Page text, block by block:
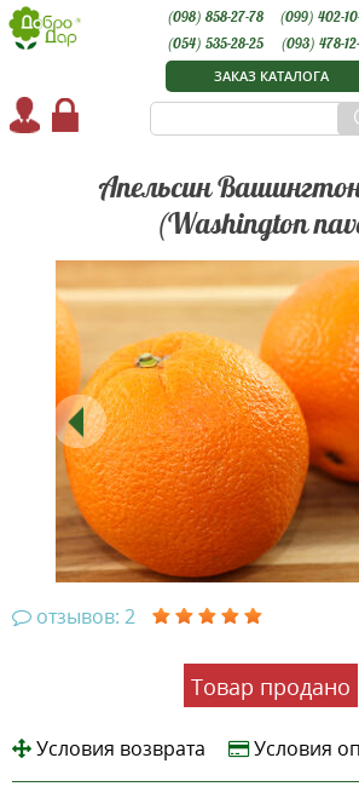
ЗАКАЗ КАТАЛОГА
(098) 858-27-78
(099) 402-
(054) 535-28-25
(093) 478-
Апельсин
(Washington
отзывов: 2
Товар продано
Условия возврата Условия